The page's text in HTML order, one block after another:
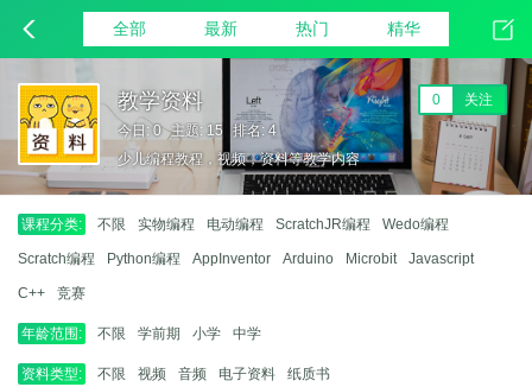
全部 最新 热门 精华
教学资料
今日: 0 主题: 15 排名: 4
0 关注
少儿编程教程，视频，资料等教学内容
课程分类: 不限 实物编程 电动编程 ScratchJR编程 Wedo编程
Scratch编程 Python编程 AppInventor Arduino Microbit Javascript
C++ 竞赛
年龄范围: 不限 学前期 小学 中学
资料类型: 不限 视频 音频 电子资料 纸质书